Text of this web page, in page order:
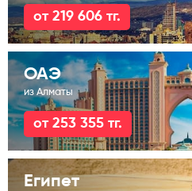
от 219 606 тг.
ОАЭ
из Алматы
от 253 355 тг.
Египет